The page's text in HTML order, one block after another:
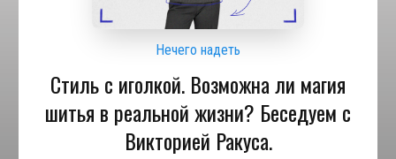
Нечего надеть
Стиль с иголкой. Возможна ли магия
шитья в реальной жизни? Беседуем с
Викторией Ракуса.